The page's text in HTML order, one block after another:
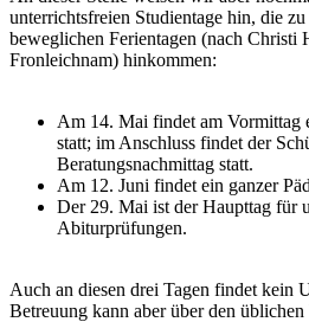
unterrichtsfreien Studientage hin, die zu
beweglichen Ferientagen (nach Christi
Fronleichnam) hinkommen:
Am 14. Mai findet am Vormittag
statt; im Anschluss findet der
Beratungsnachmittag statt.
Am 12. Juni findet ein ganzer
Der 29. Mai ist der Haupttag für
Abiturprüfungen.
Auch an diesen drei Tagen findet kein
Betreuung kann aber über den